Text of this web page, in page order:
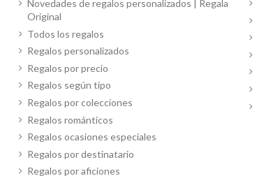
Novedades de regalos personalizados | Regala
Original
Todos los regalos
Regalos personalizados
Regalos por precio
Regalos según tipo
Regalos por colecciones
Regalos románticos
Regalos ocasiones especiales
Regalos por destinatario
Regalos por aficiones